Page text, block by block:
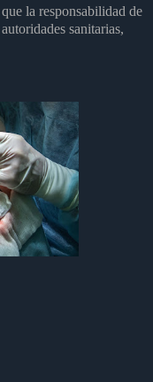
la responsabilidad de
sanitarias,